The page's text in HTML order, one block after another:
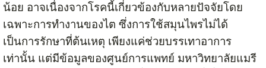
น้อย อาจเนื่องจากโรคนี้เกี่ยวข้องกับหลายปัจจัยโดย
เฉพาะการทำงานของไต ซึ่งการใช้สมุนไพรไม่ได้
เป็นการรักษาที่ต้นเหตุ เพียงแค่ช่วยบรรเทาอาการ
เท่านั้น แต่มีข้อมูลของศูนย์การแพทย์ มหาวิทยาลัยแมรี